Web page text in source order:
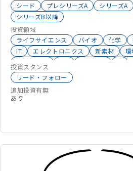
シード
プレシリーズA
シリーズA
シリーズB以降
投資領域
ライフサイエンス
バイオ 化学
IT
エレクトロニクス 新素材
環
グローバル
投資スタンス
リード・フォロー
追加投資有無
あり